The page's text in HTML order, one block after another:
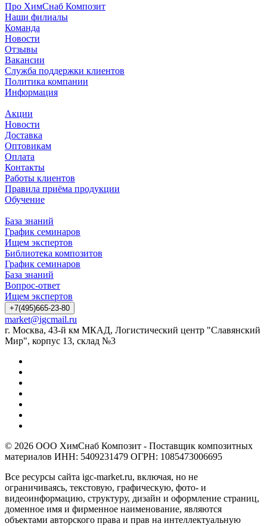
Про ХимСнаб Композит
Наши филиалы
Команда
Новости
Отзывы
Вакансии
Служба поддержки клиентов
Политика компании
Информация
Акции
Новости
Доставка
Оптовикам
Оплата
Контакты
Работы клиентов
Правила приёма продукции
Обучение
База знаний
График семинаров
Ищем экспертов
Библиотека композитов
График семинаров
База знаний
Вопрос-ответ
Ищем экспертов
+7(495)665-23-80
market@igcmail.ru
г. Москва, 43-й км МКАД, Логистический центр "Славянский
Мир", корпус 13, склад №3
© 2026 ООО ХимСнаб Композит - Поставщик композитных
материалов ИНН: 5409231479 ОГРН: 1085473006695
Все ресурсы сайта igc-market.ru, включая, но не
ограничиваясь, текстовую, графическую, фото- и
видеоинформацию, структуру, дизайн и оформление страниц,
доменное имя и фирменное наименование, являются
объектами авторского права и прав на интеллектуальную